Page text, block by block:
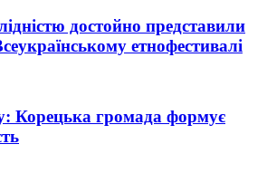
достойно представили
етнофестивалі
Корецька громада формує